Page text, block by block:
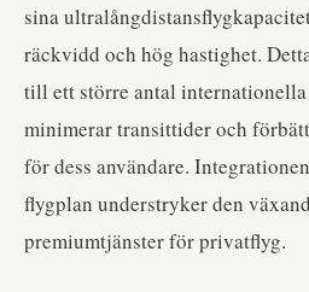
sina
räckvidd och hög hastighet.
till ett större antal
minimerar transittider och
för dess användare.
flygplan understryker den
premiumtjänster för privatflyg.